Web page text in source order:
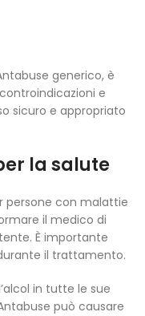
generico, è
e
sicuro e appropriato
la salute
persone con malattie
il medico di
È importante
il trattamento.
in tutte le sue
può causare